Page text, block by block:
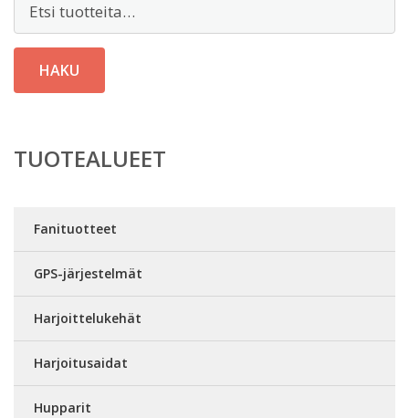
HAKU
TUOTEALUEET
Fanituotteet
GPS-järjestelmät
Harjoittelukehät
Harjoitusaidat
Hupparit